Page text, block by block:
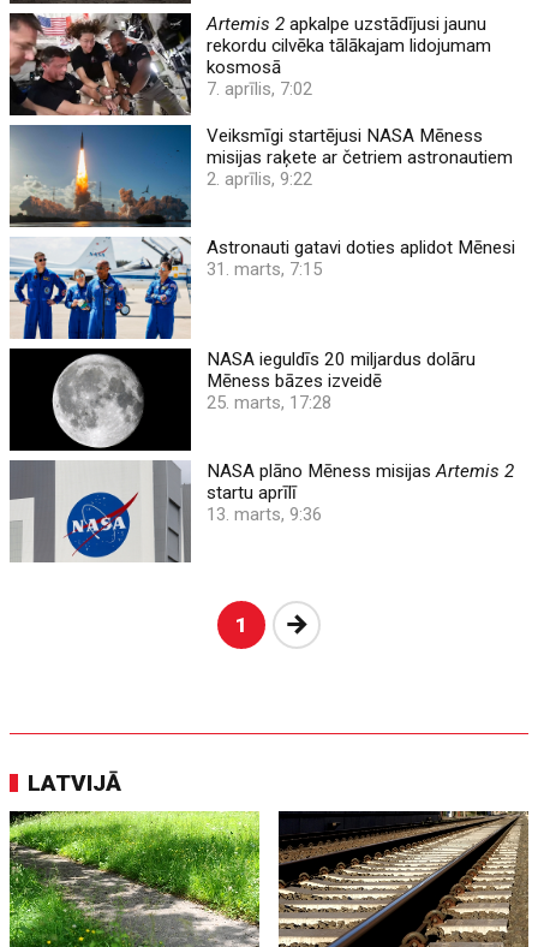
Artemis 2 apkalpe uzstādījusi jaunu
rekordu cilvēka tālākajam lidojumam
kosmosā
7. aprīlis, 7:02
Veiksmīgi startējusi NASA Mēness
misijas raķete ar četriem astronautiem
2. aprīlis, 9:22
Astronauti gatavi doties aplidot Mēnesi
31. marts, 7:15
NASA ieguldīs 20 miljardus dolāru
Mēness bāzes izveidē
25. marts, 17:28
NASA plāno Mēness misijasArtemis 2
startu aprīlī
13. marts, 9:36
1 Nākošā
LATVIJĀ